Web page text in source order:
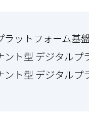
ットフォーム基
ント型 デジタルプ
ント型 デジタルプ